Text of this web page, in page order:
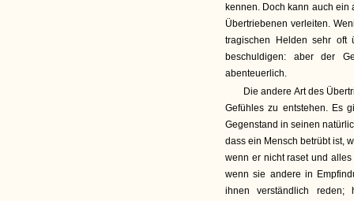
kennen. Doch kann auch ein
Übertriebenen verleiten.
tragischen Helden sehr oft
beschuldigen: aber der
abenteuerlich.
Die andere Art des
Gefühles zu entstehen. Es
Gegenstand in seinen
dass ein Mensch betrübt ist,
wenn er nicht raset und
wenn sie andere in
ihnen verständlich reden;